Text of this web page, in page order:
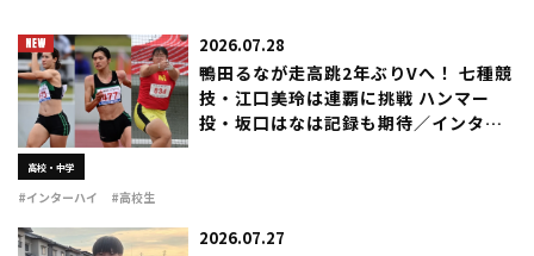
高校・中学
2026.07.28
鴨田るなが走高跳2年ぶりVへ！ 七種競
技・江口美玲は連覇に挑戦 ハンマー
投・坂口はなは記録も期待／インター
#インターハイ #高校生
2026.07.27